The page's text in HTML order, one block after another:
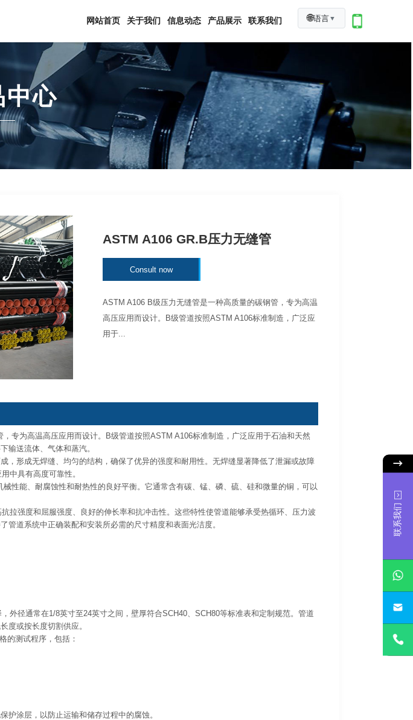
网站首页 关于我们 信息动态 产品展示 联系我们 🌐语言▼
中心
ASTM A106 GR.B压力无缝管
Consult now
ASTM A106 B级压力无缝管是一种高质量的碳钢管，专为高温
高压应用而设计。B级管道按照ASTM A106标准制造，广泛应
用于...
专为高温高压应用而设计。B级管道按照ASTM A106标准制造，广泛应用于石油和天然
输送流体、气体和蒸汽。
，形成无焊缝、均匀的结构，确保了优异的强度和耐用性。无焊缝显著降低了泄漏或故障
中具有高度可靠性。
性能、耐腐蚀性和耐热性的良好平衡。它通常含有碳、锰、磷、硫、硅和微量的铜，可以
拉强度和屈服强度、良好的伸长率和抗冲击性。这些特性使管道能够承受热循环、压力波
管道系统中正确装配和安装所必需的尺寸精度和表面光洁度。
外径通常在1/8英寸至24英寸之间，壁厚符合SCH40、SCH80等标准表和定制规范。管道
度或按长度切割供应。
的测试程序，包括：
护涂层，以防止运输和储存过程中的腐蚀。
联系我们